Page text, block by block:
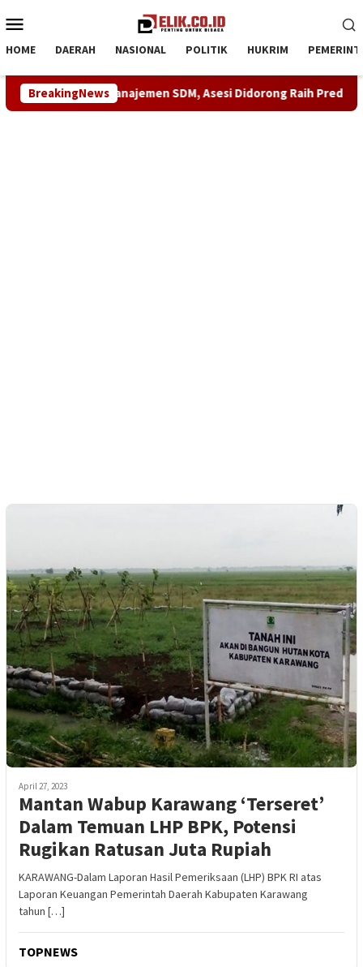
ke
Mobile
HOME DAERAH NASIONAL POLITIK HUKRIM
BreakingNews
Manajemen SDM, Asesi Didorong Raih Predikat
April 27, 2023
Mantan Wabup Karawang ‘Terseret’
Dalam Temuan LHP BPK, Potensi
Rugikan Ratusan Juta Rupiah
KARAWANG-Dalam Laporan Hasil Pemeriksaan (LHP) BPK RI atas
Laporan Keuangan Pemerintah Daerah Kabupaten Karawang
tahun […]
TOPNEWS